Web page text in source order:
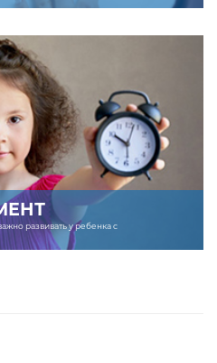
развивать у ребенка с